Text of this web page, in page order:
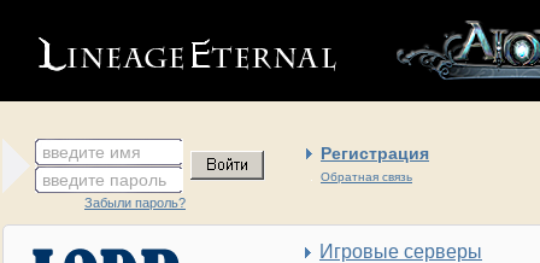
введите имя Регистрация
Обратная связь
введите пароль
Забыли пароль?
Игровые серверы